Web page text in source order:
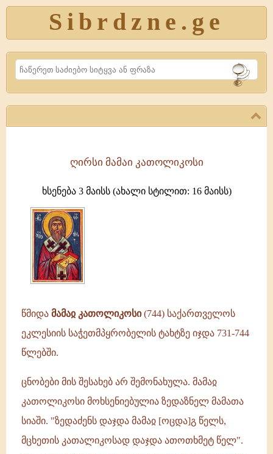
Sibrdzne.ge
Search
კათოლიკოსი
(744)
საქართველოს
ეკლესიის
საჭეთმპყრობელის
ტახტზე
744
წლებში.ცნობები
ღირსი მამაი კათოლიკოსი
ხსენება 3 მაისს (ახალი სტილით: 16 მაისს)
წმიდა მამაჲ კათოლიკოსი(744) საქართველოს
ეკლესიის საჭეთმპყრობელის ტახტზე იჯდა 731-744
წლებში.
ცნობები მის შესახებ არ შემონახულა. მამაჲ
კათოლიკოსი მოხსენიებულია ზედაზნელ მამათა
სიაში. "ზედაძენს დაჯდა მამაჲ [ოცდა]გ წელს,
მცხეთის კათალიკოსად დაჯდა ათოთხმეტ წელ".